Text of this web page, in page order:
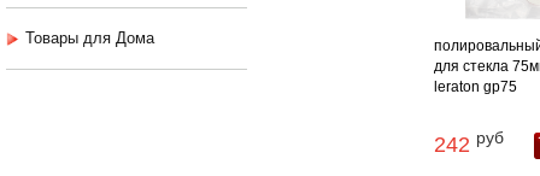
Товары для Дома
для стекла
leraton gp75
242 руб